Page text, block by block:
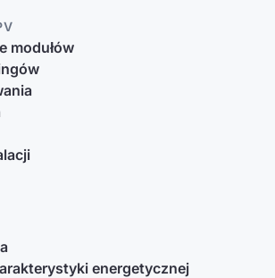
modułów
energetycznej